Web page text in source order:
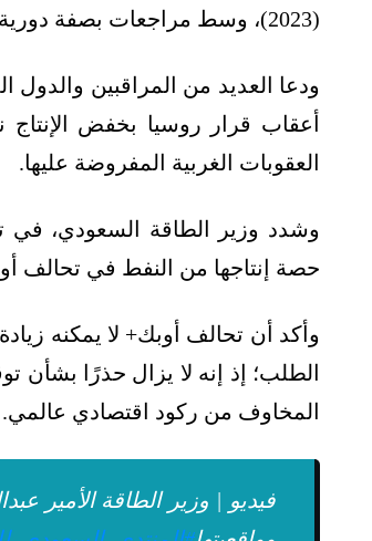
(2023)، وسط مراجعات بصفة دورية من لجنة المتابعة بالتحالف، والتدخل إذا ما استدعت السوق ذلك.
ودعا العديد من المراقبين
العقوبات الغربية المفروضة عليها.
وشدد وزير الطاقة السعودي، في
حصة إنتاجها من النفط في تحالف
وأكد أن تحالف أوبك+ لا يمكنه
الطلب؛ إذ إنه لا يزال حذرًا بشأن
المخاوف من ركود اقتصادي عالمي.
فيديو | وزير الطاقة الأمير